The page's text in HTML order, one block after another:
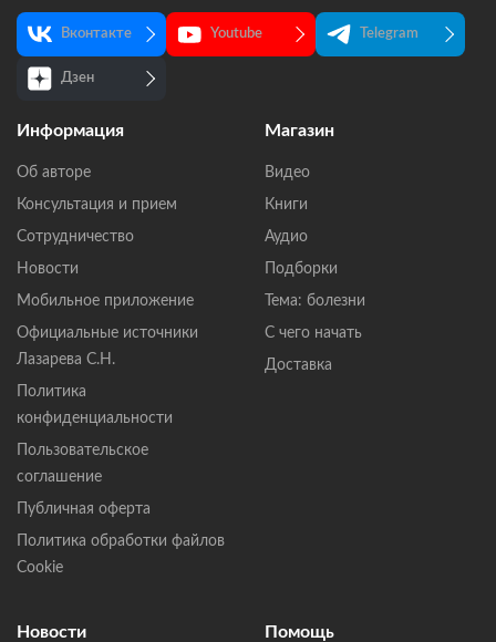
Вконтакте Youtube Telegram
Дзен
Информация
Об авторе
Консультация и прием
Сотрудничество
Новости
Мобильное приложение
Официальные источники
Лазарева С.Н.
Политика
конфиденциальности
Пользовательское
соглашение
Публичная оферта
Политика обработки файлов
Cookie
Магазин
Видео
Книги
Аудио
Подборки
Тема: болезни
С чего начать
Доставка
Новости Помощь